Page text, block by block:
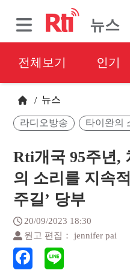
뉴스
전체보기 인기
/ 뉴스
라디오방송 타이완의
Rti개국 95주년,
의 소리를 지속
주길’ 당부
20/09/2023 18:30
원고 편집： jennifer pai